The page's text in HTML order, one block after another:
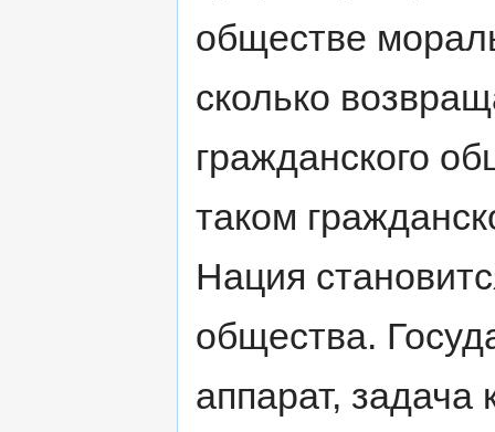
обществе
сколько
гражданского
таком
Нация
общества.
аппарат, задача